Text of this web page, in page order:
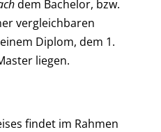
dem Bachelor, bzw.
vergleichbaren
Diplom, dem 1.
liegen.
findet im Rahmen